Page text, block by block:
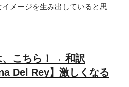
メージを生み出していると思
、こちら！→ 和訳
Del Rey】激しくなる